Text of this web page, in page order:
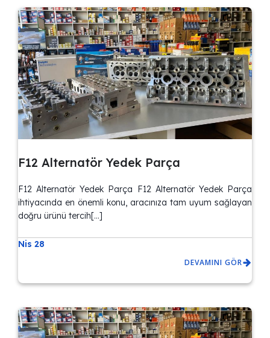
F12 Alternatör Yedek Parça
F12 Alternatör Yedek Parça F12 Alternatör Yedek Parça
ihtiyacında en önemli konu, aracınıza tam uyum sağlayan
doğru ürünü tercih[…]
Nis 28
DEVAMINI GÖR